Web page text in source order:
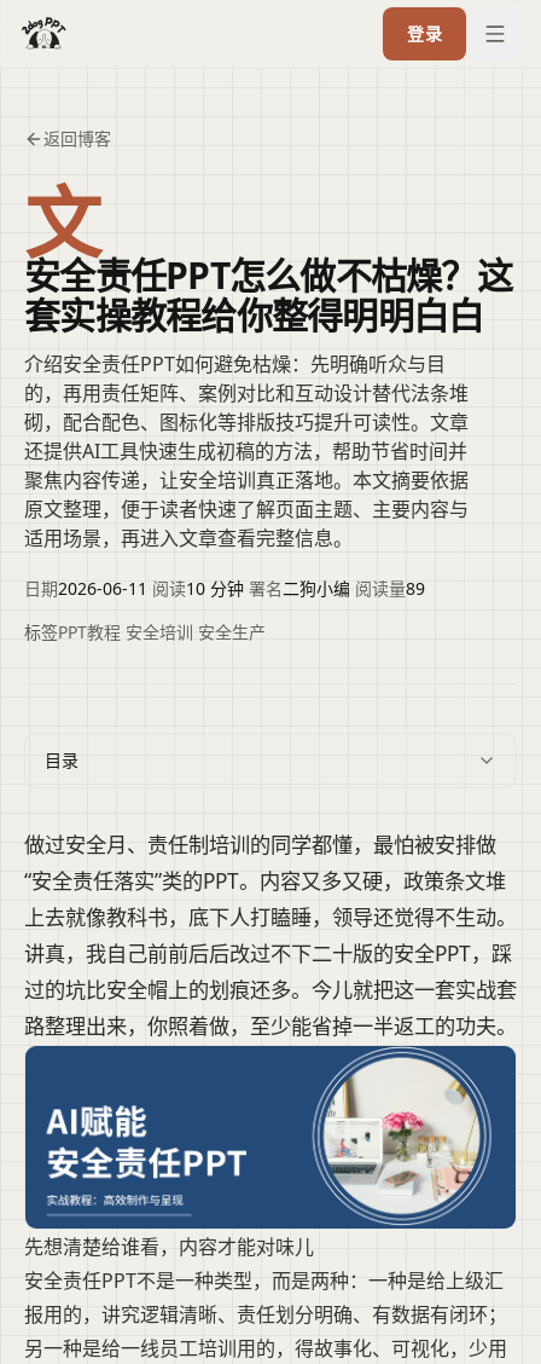
登录
返回博客
文
安全责任PPT怎么做不枯燥？这
套实操教程给你整得明明白白
介绍安全责任PPT如何避免枯燥：先明确听众与目
的，再用责任矩阵、案例对比和互动设计替代法条堆
砌，配合配色、图标化等排版技巧提升可读性。文章
还提供AI工具快速生成初稿的方法，帮助节省时间并
聚焦内容传递，让安全培训真正落地。本文摘要依据
原文整理，便于读者快速了解页面主题、主要内容与
适用场景，再进入文章查看完整信息。
日期2026-06-11 阅读10 分钟 署名二狗小编 阅读量89
标签PPT教程 安全培训 安全生产
目录
做过安全月、责任制培训的同学都懂，最怕被安排做
“安全责任落实”类的PPT。内容又多又硬，政策条文堆
上去就像教科书，底下人打瞌睡，领导还觉得不生动。
讲真，我自己前前后后改过不下二十版的安全PPT，踩
过的坑比安全帽上的划痕还多。今儿就把这一套实战套
路整理出来，你照着做，至少能省掉一半返工的功夫。
先想清楚给谁看，内容才能对味儿
安全责任PPT不是一种类型，而是两种：一种是给上级汇
报用的，讲究逻辑清晰、责任划分明确、有数据有闭环；
另一种是给一线员工培训用的，得故事化、可视化，少用